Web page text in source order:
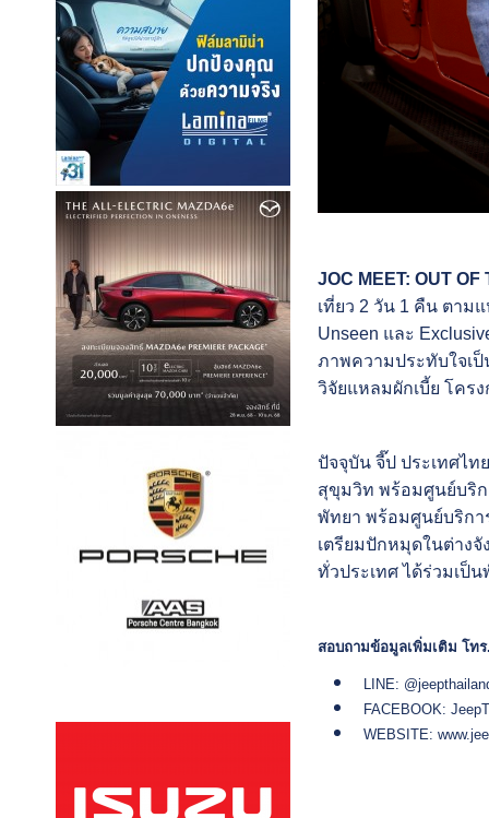
JOC MEET: OUT
เที่ยว 2 วัน 1 คืน ตาม
Unseen และ
ภาพความประทับใจเ
วิจัยแหลมผักเบี้ย โคร
ปัจจุบัน จี๊ป ประเทศไ
สุขุมวิท พร้อมศูนย์บริก
พัทยา พร้อมศูนย์บริกา
เตรียมปักหมุดในต่าง
ทั่วประเทศ ได้ร่วมเป็
สอบถามข้อมูลเพิ่มเติม โทร.
LINE:
FACEBOOK:
WEBSITE: